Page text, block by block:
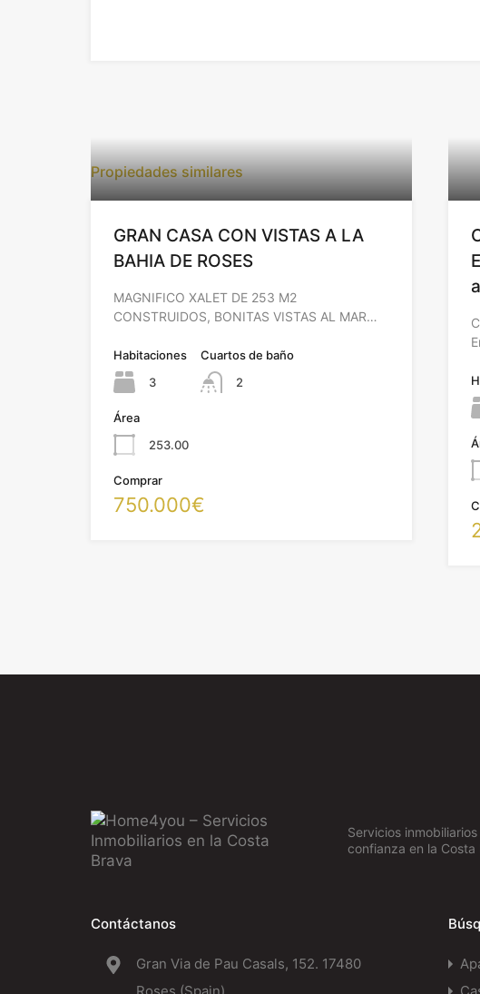
Propiedades similares
GRAN CASA CON VISTAS A LA
BAHIA DE ROSES
MAGNIFICO XALET DE 253 M2
CONSTRUIDOS, BONITAS VISTAS AL MAR…
Habitaciones
3
Cuartos de baño
2
Área
253.00
Comprar
750.000€
Servicios
confianza en la Costa
Contáctanos
Gran Via de Pau Casals, 152. 17480